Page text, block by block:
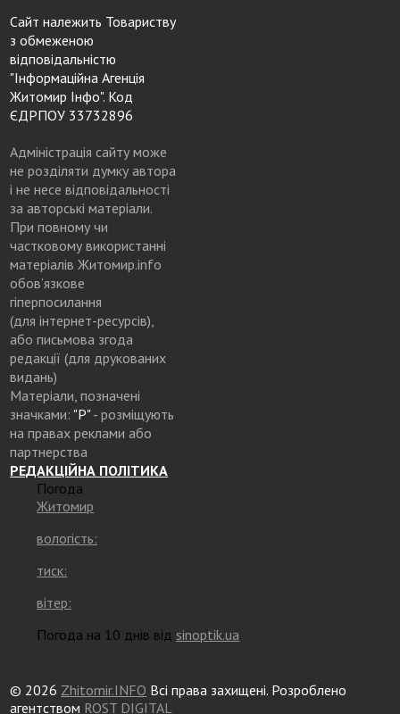
Сайт належить Товариству
з обмеженою
відповідальністю
"Інформаційна Агенція
Житомир Інфо". Код
ЄДРПОУ 33732896
Адміністрація сайту може
не розділяти думку автора
і не несе відповідальності
за авторські матеріали.
При повному чи
частковому використанні
матеріалів Житомир.info
обов’язкове
гіперпосилання
(для інтернет-ресурсів),
або письмова згода
редакції (для друкованих
видань)
Матеріали, позначені
значками: "Р"- розміщують
на правах реклами або
партнерства
РЕДАКЦІЙНА ПОЛІТИКА
Погода
Житомир
вологість:
тиск:
вітер:
Погода на 10 днів від sinoptik.ua
© 2026 Zhitomir.INFO Всі права захищені. Розроблено
агентством ROST DIGITAL